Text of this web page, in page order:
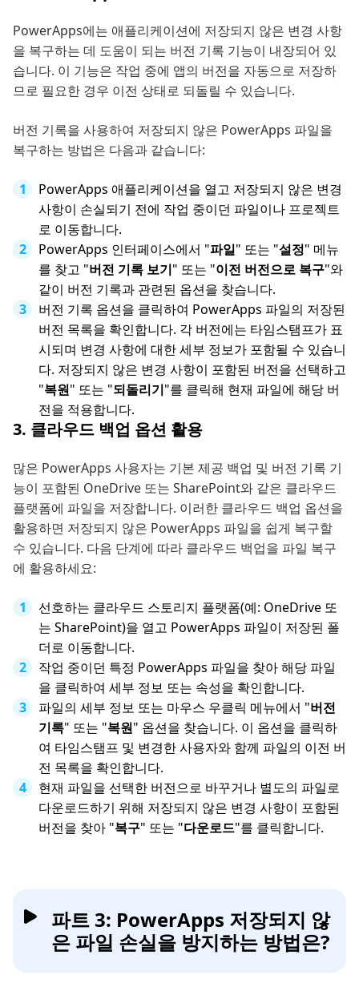
PowerApps에는 애플리케이션에 저장되지 않은 변경 사항
을 복구하는 데 도움이 되는 버전 기록 기능이 내장되어 있
습니다. 이 기능은 작업 중에 앱의 버전을 자동으로 저장하
므로 필요한 경우 이전 상태로 되돌릴 수 있습니다.
버전 기록을 사용하여 저장되지 않은 PowerApps 파일을
복구하는 방법은 다음과 같습니다:
PowerApps 애플리케이션을 열고 저장되지 않은 변경
사항이 손실되기 전에 작업 중이던 파일이나 프로젝트
로 이동합니다.
PowerApps 인터페이스에서 "파일" 또는 "설정" 메뉴
를 찾고 "버전 기록 보기" 또는 "이전 버전으로 복구"와
같이 버전 기록과 관련된 옵션을 찾습니다.
버전 기록 옵션을 클릭하여 PowerApps 파일의 저장된
버전 목록을 확인합니다. 각 버전에는 타임스탬프가 표
시되며 변경 사항에 대한 세부 정보가 포함될 수 있습니
다. 저장되지 않은 변경 사항이 포함된 버전을 선택하고
"복원" 또는 "되돌리기"를 클릭해 현재 파일에 해당 버
전을 적용합니다.
3. 클라우드 백업 옵션 활용
많은 PowerApps 사용자는 기본 제공 백업 및 버전 기록 기
능이 포함된 OneDrive 또는 SharePoint와 같은 클라우드
플랫폼에 파일을 저장합니다. 이러한 클라우드 백업 옵션을
활용하면 저장되지 않은 PowerApps 파일을 쉽게 복구할
수 있습니다. 다음 단계에 따라 클라우드 백업을 파일 복구
에 활용하세요:
선호하는 클라우드 스토리지 플랫폼(예: OneDrive 또
는 SharePoint)을 열고 PowerApps 파일이 저장된 폴
더로 이동합니다.
작업 중이던 특정 PowerApps 파일을 찾아 해당 파일
을 클릭하여 세부 정보 또는 속성을 확인합니다.
파일의 세부 정보 또는 마우스 우클릭 메뉴에서 "버전
기록" 또는 "복원" 옵션을 찾습니다. 이 옵션을 클릭하
여 타임스탬프 및 변경한 사용자와 함께 파일의 이전 버
전 목록을 확인합니다.
현재 파일을 선택한 버전으로 바꾸거나 별도의 파일로
다운로드하기 위해 저장되지 않은 변경 사항이 포함된
버전을 찾아 "복구" 또는 "다운로드"를 클릭합니다.
파트 3: PowerApps 저장되지 않
은 파일 손실을 방지하는 방법은?